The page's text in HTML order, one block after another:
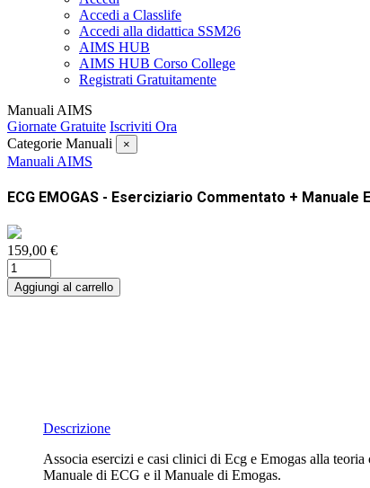
Accedi a Classlife
Accedi alla didattica SSM26
AIMS HUB
AIMS HUB Corso College
Registrati Gratuitamente
Manuali AIMS
Giornate Gratuite Iscriviti Ora
Categorie Manuali
×
Manuali AIMS
ECG EMOGAS - Eserciziario Commentato + Manuale
159,00 €
Aggiungi al carrello
Descrizione
Associa esercizi e casi clinici di Ecg e Emogas alla teoria
Manuale di ECG e il Manuale di Emogas.